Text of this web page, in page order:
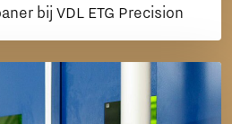
bij VDL ETG Precision